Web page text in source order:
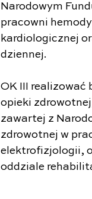
Narodowym
pracowni
kardiologicznej
dziennej.
OK III realizować
opieki
zawartej z
zdrowotnej w
elektrofizjologii,
oddziale